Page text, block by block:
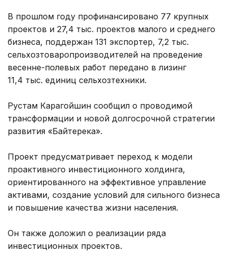
В прошлом году профинансировано 77 крупных
проектов и 27,4 тыс. проектов малого и среднего
бизнеса, поддержан 131 экспортер, 7,2 тыс.
сельхозтоваропроизводителей на проведение
весенне-полевых работ передано в лизинг
11,4 тыс. единиц сельхозтехники.
Рустам Карагойшин сообщил о проводимой
трансформации и новой долгосрочной стратегии
развития «Байтерека».
Проект предусматривает переход к модели
проактивного инвестиционного холдинга,
ориентированного на эффективное управление
активами, создание условий для сильного бизнеса
и повышение качества жизни населения.
Он также доложил о реализации ряда
инвестиционных проектов.